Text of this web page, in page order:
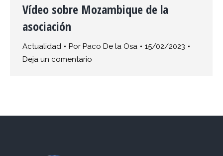
Vídeo sobre Mozambique de la
asociación
Actualidad Por Paco De la Osa
15/02/2023
Deja un comentario